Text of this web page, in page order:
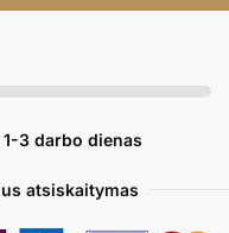
3 darbo dienas
atsiskaitymas